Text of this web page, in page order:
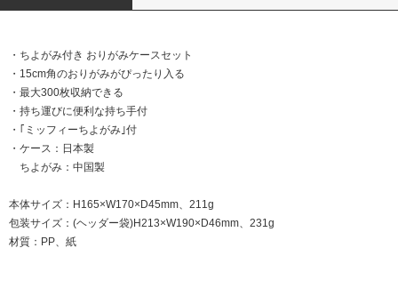
・ちよがみ付き おりがみケースセット
・15cm角のおりがみがぴったり入る
・最大300枚収納できる
・持ち運びに便利な持ち手付
・｢ミッフィーちよがみ｣付
・ケース：日本製
ちよがみ：中国製
本体サイズ：H165×W170×D45mm、211g
包装サイズ：(ヘッダー袋)H213×W190×D46mm、231g
材質：PP、紙